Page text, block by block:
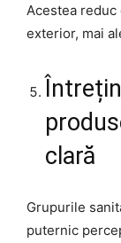
Acestea
exterior, mai
clară
Grupurile
puternic